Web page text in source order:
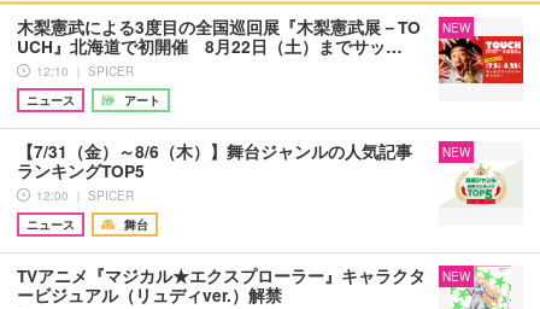
木梨憲武による3度目の全国巡回展『木梨憲武展－TO
UCH』北海道で初開催 8月22日（土）までサッ…
12:10 ｜ SPICER
ニュース
アート
NEW
【7/31（金）～8/6（木）】舞台ジャンルの人気記事
ランキングTOP5
12:00 ｜ SPICER
ニュース
舞台
NEW
TVアニメ『マジカル★エクスプローラー』キャラクタ
ービジュアル（リュディver.）解禁
NEW